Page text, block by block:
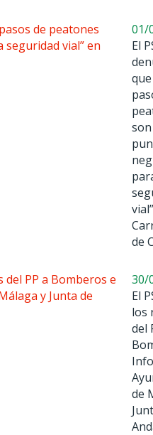
01/
El
de
30/
El
los
del
de